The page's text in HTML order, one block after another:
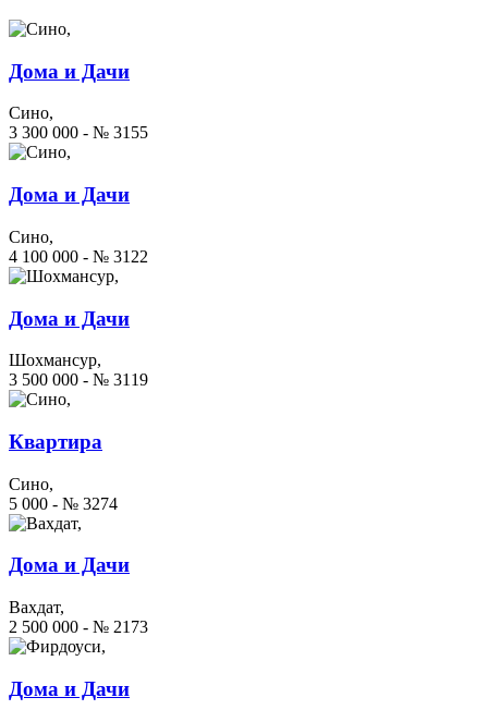
Дома и Дачи
Сино,
3 300 000 - № 3155
Дома и Дачи
Сино,
4 100 000 - № 3122
Дома и Дачи
Шохмансур,
3 500 000 - № 3119
Квартира
Сино,
5 000 - № 3274
Дома и Дачи
Вахдат,
2 500 000 - № 2173
Дома и Дачи